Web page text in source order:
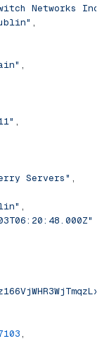
Networks
,
,
,
Servers" ,
,
,